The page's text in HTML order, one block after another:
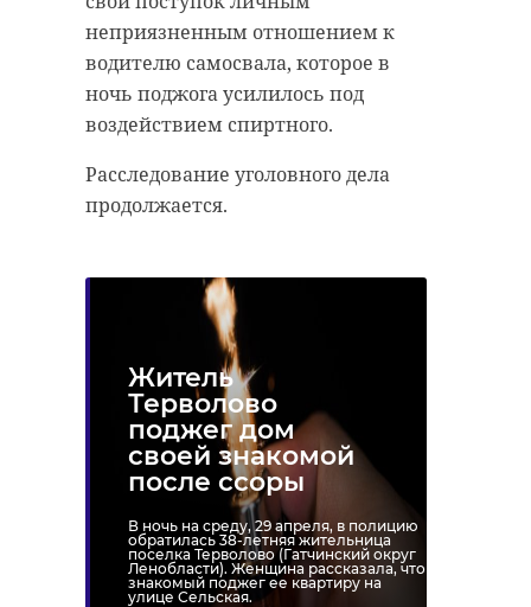
неприязненным отношением к
водителю самосвала, которое в
ночь поджога усилилось под
воздействием спиртного.
Расследование уголовного дела
продолжается.
Житель
Терволово
поджег дом
своей знакомой
после ссоры
В ночь на среду, 29 апреля, в полицию
обратилась 38-летняя жительница
поселка Терволово (Гатчинский округ
Ленобласти). Женщина рассказала, что
знакомый поджег ее квартиру на
улице Сельская.